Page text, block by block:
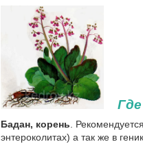
Где
Бадан, корень.
энтероколитах) а так же в